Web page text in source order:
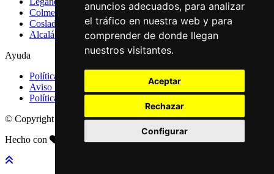
anuncios adecuados, para analizar
el tráfico en nuestra web y para
comprender de donde llegan
nuestros visitantes.
Aceptar
Rechazar
Configurar
Colmenar Viejo
Coslada
Alcalá de Henares
Ayuda
Política de Privacidad
Aviso Legal
Política de Cookies
© Copyright 2026 Palike Networks, S.L.U.
Hecho con
en Coslada